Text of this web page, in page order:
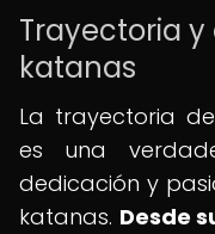
Trayectoria
katanas
La trayectoria
es una
dedicación y
katanas. Desde